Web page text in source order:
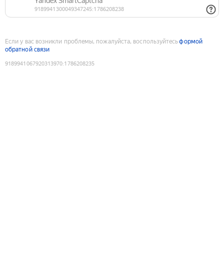
Если у вас возникли проблемы, пожалуйста, воспользуйтесьформой
обратной связи
9189941067920313970:1786208235